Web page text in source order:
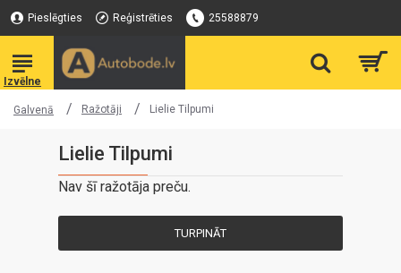
Pieslēgties Reģistrēties 25588879
Galvenā Ražotāji Lielie Tilpumi
Lielie Tilpumi
Nav šī ražotāja preču.
TURPINĀT